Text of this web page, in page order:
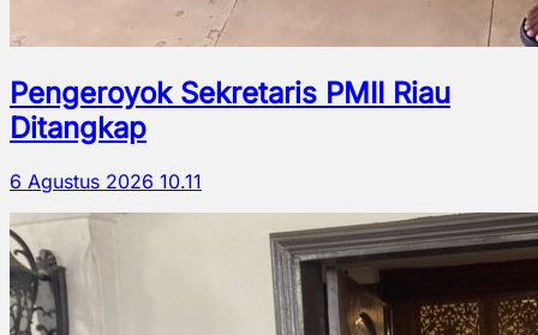
Pengeroyok Sekretaris PMII Riau
Ditangkap
6 Agustus 2026 10.11